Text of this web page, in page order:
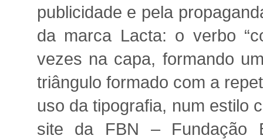
publicidade e pela
da marca Lacta: o verbo
vezes na capa, formando
triângulo formado com a
uso da tipografia, num estilo
site da FBN – Fundação